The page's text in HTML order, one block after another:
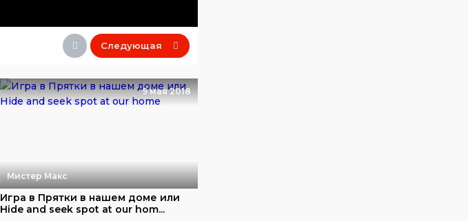
Следующая
9 мая 2018
Мистер Макс
Игра в Прятки в нашем доме или
Hide and seek spot at our hom...